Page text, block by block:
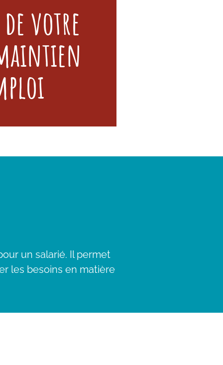
votre
homogénéiser vos
en arrêt longue
le temps. La
pour prévenir la
collaborateurs.
un salarié. Il permet
les besoins en matière